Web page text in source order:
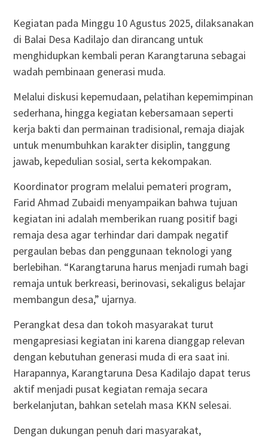
Kegiatan pada Minggu 10 Agustus 2025, dilaksanakan
di Balai Desa Kadilajo dan dirancang untuk
menghidupkan kembali peran Karangtaruna sebagai
wadah pembinaan generasi muda.
Melalui diskusi kepemudaan, pelatihan kepemimpinan
sederhana, hingga kegiatan kebersamaan seperti
kerja bakti dan permainan tradisional, remaja diajak
untuk menumbuhkan karakter disiplin, tanggung
jawab, kepedulian sosial, serta kekompakan.
Koordinator program melalui pemateri program,
Farid Ahmad Zubaidi menyampaikan bahwa tujuan
kegiatan ini adalah memberikan ruang positif bagi
remaja desa agar terhindar dari dampak negatif
pergaulan bebas dan penggunaan teknologi yang
berlebihan. “Karangtaruna harus menjadi rumah bagi
remaja untuk berkreasi, berinovasi, sekaligus belajar
membangun desa,” ujarnya.
Perangkat desa dan tokoh masyarakat turut
mengapresiasi kegiatan ini karena dianggap relevan
dengan kebutuhan generasi muda di era saat ini.
Harapannya, Karangtaruna Desa Kadilajo dapat terus
aktif menjadi pusat kegiatan remaja secara
berkelanjutan, bahkan setelah masa KKN selesai.
Dengan dukungan penuh dari masyarakat,